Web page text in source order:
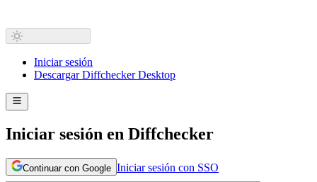
Iniciar sesión
Descargar Diffchecker Desktop
Iniciar sesión en Diffchecker
Continuar con Google Iniciar sesión con SSO